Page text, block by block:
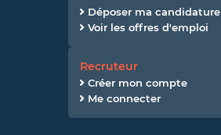
Déposer ma candidature
Voir les offres d'emploi
Recruteur
Créer mon compte
Me connecter